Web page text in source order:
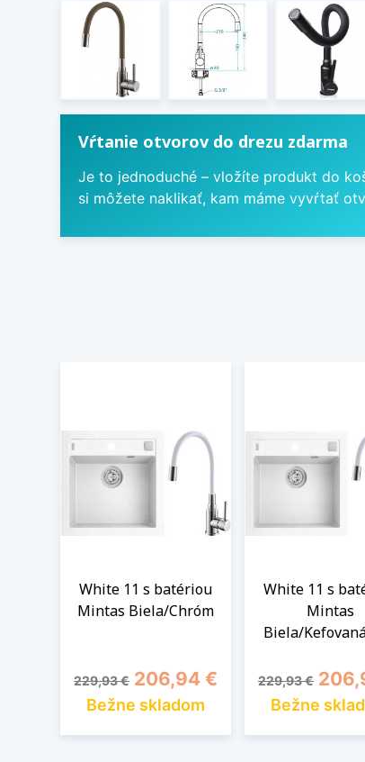
Vŕtanie otvorov do drezu zdarma
Je to jednoduché – vložíte produkt do
si môžete naklikať, kam máme vyvŕtať
White 11 s batériou
Mintas Biela/Chróm
Základná cena
229,93 € Cena
206,94 €
Bežne skladom
White 11 s
Mintas
Biela/
Základná cena
229,93 € Cena
Bežne